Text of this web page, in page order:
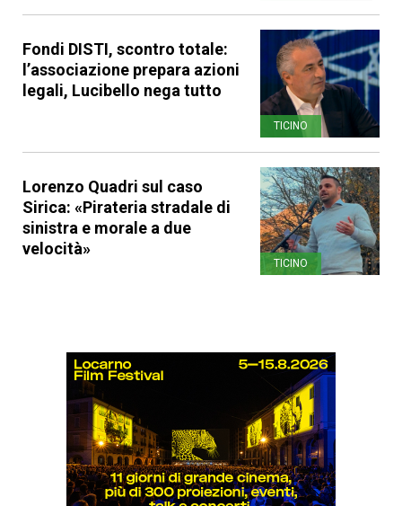
Fondi DISTI, scontro totale:
l’associazione prepara azioni
legali, Lucibello nega tutto
TICINO
Lorenzo Quadri sul caso
Sirica: «Pirateria stradale di
sinistra e morale a due
velocità»
TICINO